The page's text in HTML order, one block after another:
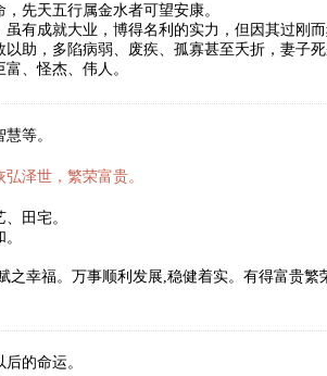
先天五行属金水者可望安康。
有成就大业，博得名利的实力，但因其过刚
助，多陷病弱、废疾、孤寡甚至夭折，妻子
、怪杰、伟人。
等。
泽世，繁荣富贵。
田宅。
之幸福。万事顺利发展,稳健着实。有得富贵
的命运。